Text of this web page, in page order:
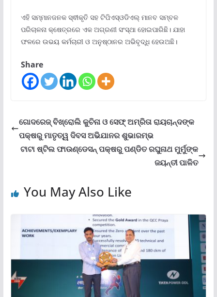
ଏହି ସମ୍ମାନଜନକ ସ୍ଵୀକୃତି ସହ ଟିପିଏସ୍ଓଡିଏଲ୍ ମାନବ ସମ୍ବଳ
ପରିଚାଳନା କ୍ଷେତ୍ରରେ ଏକ ଅଗ୍ରଣୀ ସଂସ୍ଥା ହୋଇପାରିଛି। ଯାହା
ଫଳରେ ଉଭୟ କର୍ମଚାରୀ ଓ ଅନୁଷ୍ଠାନର ଅଭିବୃଦ୍ଧି ହେଉଅଛି।
Share
ଗୋଦରେଜ୍ ବିଖ୍ରୋଲି କୁଚିନା ଓ ସେଫ୍ ଅମ୍ରିତା ରାୟଚାନ୍ଦଙ୍କ
ପକ୍ଷରୁ ମାତୃତ୍ୱ ଦିବସ ଅଭିଯାନର ଶୁଭାରମ୍ଭ
ଟାଟା ଷ୍ଟିଲ ଫାଉଣ୍ଡେସନ୍ ପକ୍ଷରୁ ପଣ୍ଡିତ ରଘୁନାଥ ମୁର୍ମୁଙ୍କ
ଜୟନ୍ତୀ ପାଳିତ
You May Also Like